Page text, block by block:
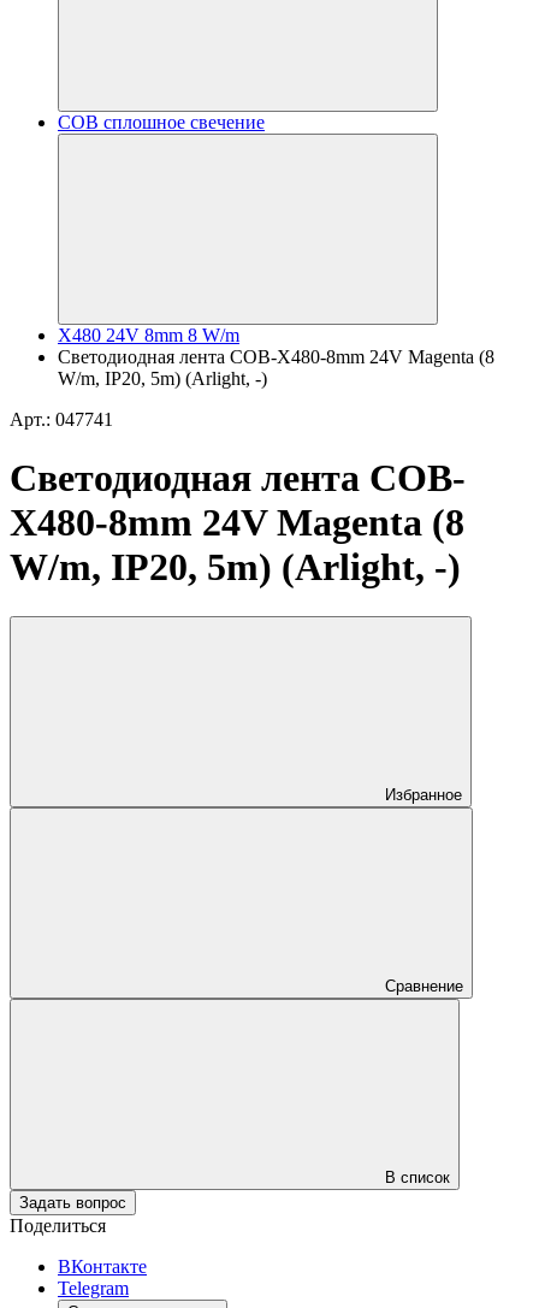
COB сплошное свечение
X480 24V 8mm 8 W/m
Светодиодная лента COB-X480-8mm 24V Magenta (8
W/m, IP20, 5m) (Arlight, -)
Арт.: 047741
Светодиодная лента COB-
X480-8mm 24V Magenta (8
W/m, IP20, 5m) (Arlight, -)
Избранное
Сравнение
В список
Задать вопрос
Поделиться
ВКонтакте
Telegram